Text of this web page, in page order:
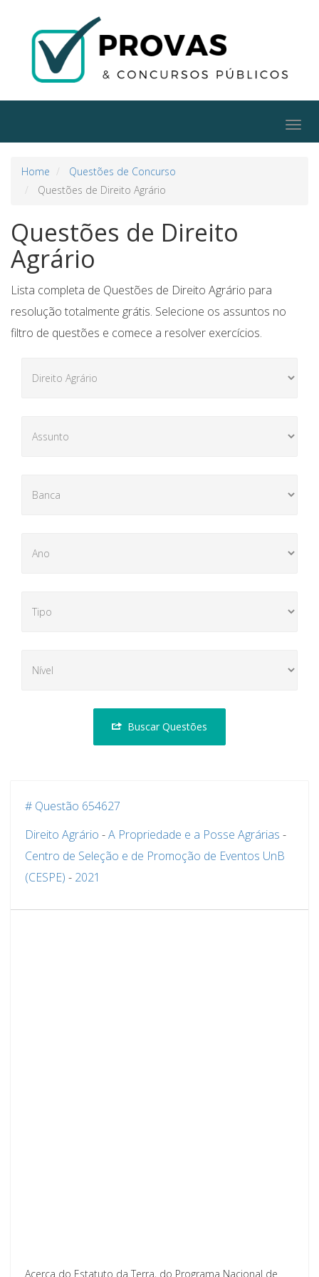
Home
Questões de Concurso
Questões de Direito Agrário
Questões de Direito
Agrário
Lista completa de Questões de Direito Agrário para
resolução totalmente grátis. Selecione os assuntos no
filtro de questões e comece a resolver exercícios.
Buscar Questões
# Questão 654627
Direito Agrário -A Propriedade e a Posse Agrárias -
Centro de Seleção e de Promoção de Eventos UnB
(CESPE) - 2021
Acerca do Estatuto da Terra, do Programa Nacional de